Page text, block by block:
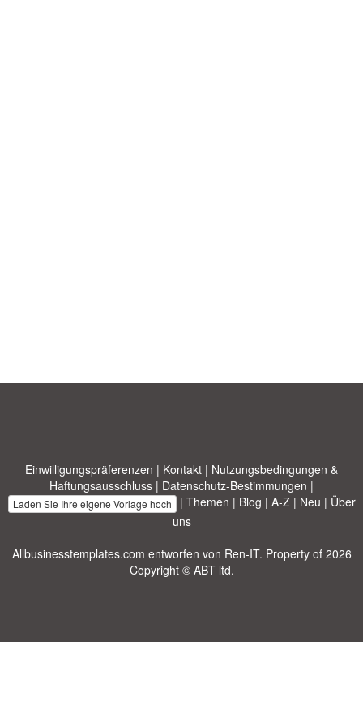
Einwilligungspräferenzen | Kontakt | Nutzungsbedingungen &
Haftungsausschluss | Datenschutz-Bestimmungen |
Laden Sie Ihre eigene Vorlage hoch | Themen | Blog | A-Z| Neu | Über
uns
Allbusinesstemplates.com entworfen von Ren-IT. Property of 2026
Copyright © ABT ltd.